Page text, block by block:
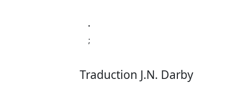
·
;
Traduction J.N. Darby